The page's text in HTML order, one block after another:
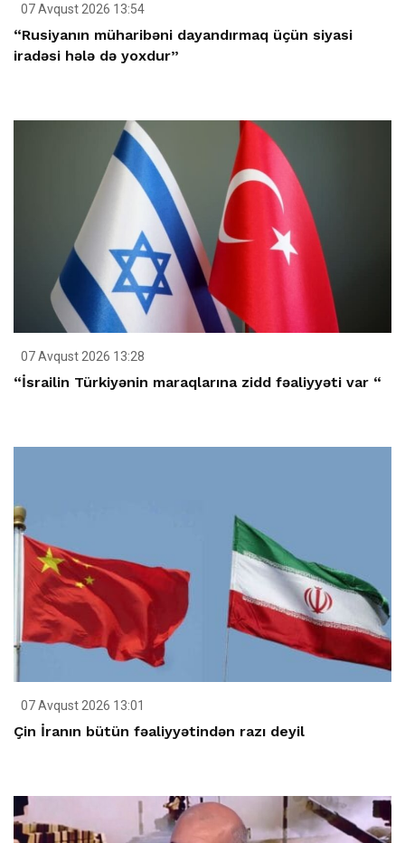
07 Avqust 2026 13:54
“Rusiyanın müharibəni dayandırmaq üçün siyasi
iradəsi hələ də yoxdur”
07 Avqust 2026 13:28
“İsrailin Türkiyənin maraqlarına zidd fəaliyyəti var “
07 Avqust 2026 13:01
Çin İranın bütün fəaliyyətindən razı deyil